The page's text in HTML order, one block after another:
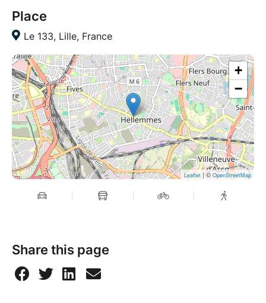
Place
Le 133, Lille, France
+
−
Leaflet| ©OpenStreetMap
Share this page